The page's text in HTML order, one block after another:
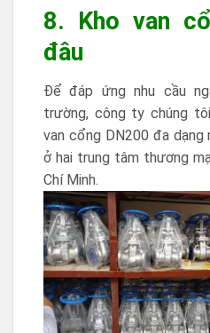
8. Kho van
đâu
Để đáp ứng nhu cầu
trường, công ty chúng
van cổng DN200 đa dạng
ở hai trung tâm thương
Chí Minh.